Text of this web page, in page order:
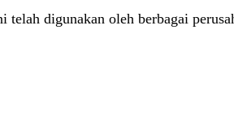
digunakan oleh berbagai